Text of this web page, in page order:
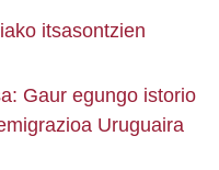
itsasontzien
Gaur egungo istorio
Uruguaira